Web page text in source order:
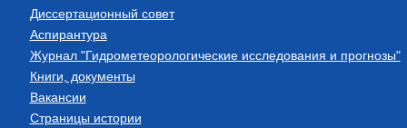
Диссертационный совет
Аспирантура
Журнал "Гидрометеорологические исследования и прогнозы"
Книги, документы
Вакансии
Страницы истории